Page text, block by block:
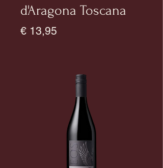
d'Aragona Toscana
Prijs
€ 13,95